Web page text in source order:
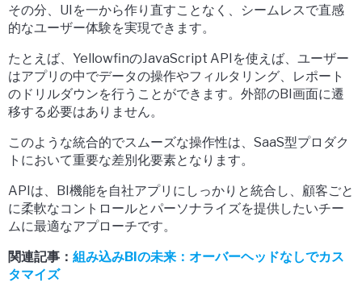
その分、 UIを一から作り直すことなく、シームレスで直感
的なユーザー体験を実現できます。
たとえば、YellowfinのJavaScript API を使えば、ユーザー
はアプリの中でデータの操作やフィルタリング、レポート
のドリルダウンを行うことができます。外部のBI画面に遷
移する必要はありません。
このような統合的でスムーズな操作性は、 SaaS型プロダク
トにおいて重要な差別化要素となります。
APIは、 BI機能を自社アプリにしっかりと統合し、顧客ごと
に柔軟なコントロールとパーソナライズを提供したいチー
ムに最適なアプローチです。
関連記事： 組み込みBIの未来：オーバーヘッドなしでカス
タマイズ